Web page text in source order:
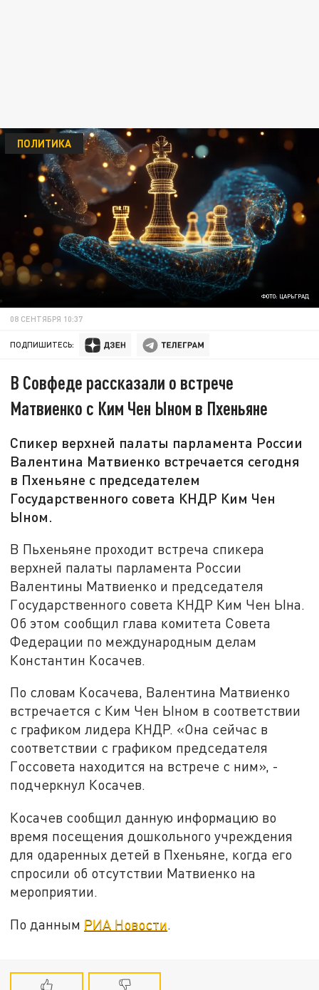
ФОТО: ЦАРЬГРАД
ПОЛИТИКА
08 СЕНТЯБРЯ 10:37
ПОДПИШИТЕСЬ:
В Совфеде рассказали о встрече
Матвиенко с Ким Чен Ыном в Пхеньяне
Спикер верхней палаты парламента России
Валентина Матвиенко встречается сегодня
в Пхеньяне с председателем
Государственного совета КНДР Ким Чен
Ыном.
В Пьхеньяне проходит встреча спикера
верхней палаты парламента России
Валентины Матвиенко и председателя
Государственного совета КНДР Ким Чен Ына.
Об этом сообщил глава комитета Совета
Федерации по международным делам
Константин Косачев.
По словам Косачева, Валентина Матвиенко
встречается с Ким Чен Ыном в соответствии
с графиком лидера КНДР. «Она сейчас в
соответствии с графиком председателя
Госсовета находится на встрече с ним», -
подчеркнул Косачев.
Косачев сообщил данную информацию во
время посещения дошкольного учреждения
для одаренных детей в Пхеньяне, когда его
спросили об отсутствии Матвиенко на
мероприятии.
По данным РИА Новости.